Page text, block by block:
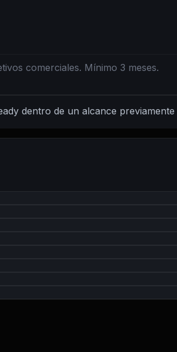
comerciales. Mínimo 3 meses.
dentro de un alcance